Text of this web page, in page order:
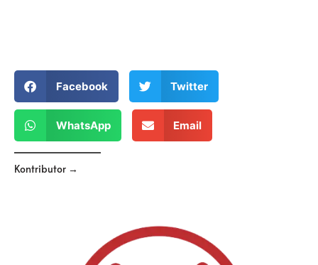
Facebook Twitter
WhatsApp Email
Kontributor →